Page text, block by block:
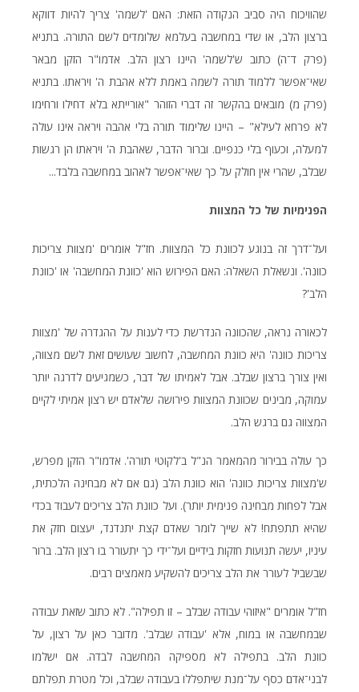
שהוויכוח היה סביב הנקודה הזאת: האם 'לשמה' צריך להיות דווקא
ברצון הלב, או שדי במחשבה בעלמא שלומדים לשם התורה. בתניא
(פרק ד־ה) כתוב ש'לשמה' היינו רצון הלב. אדמו"ר הזקן מבאר
שאי־אפשר ללמוד תורה לשמה באמת ללא אהבת ה' ויראתו. בתניא
(פרק מ) מובאים בהקשר זה דברי הזוהר "אורייתא בלא דחילו ורחימו
לא פרחא לעילא" – היינו שלימוד תורה בלי אהבה ויראה אינו עולה
למעלה, וכעוף בלי כנפיים. וברור הדבר, שאהבת ה' ויראתו הן רגשות
שבלב, שהרי אין חולק על כך שאי־אפשר לאהוב במחשבה בלבד...
הפנימיות של כל המצוות
ועל־דרך זה בנוגע לכוונת כל המצוות. חז"ל אומרים 'מצוות צריכות
כוונה'. ונשאלת השאלה: האם הפירוש הוא 'כוונת המחשבה' או 'כוונת
הלב'?
לכאורה נראה, שהכוונה הנדרשת כדי לענות על ההגדרה של 'מצוות
צריכות כוונה' היא כוונת המחשבה, לחשוב שעושים זאת לשם מצווה,
ואין צורך ברצון שבלב. אבל לאמיתו של דבר, כשמגיעים לדרגה יותר
עמוקה, מבינים שכוונת המצוות פירושה שלאדם יש רצון אמיתי לקיים
המצווה גם ברגש הלב.
כך עולה בבירור מהמאמר הנ"ל ב'לקוטי תורה'. אדמו"ר הזקן מפרש,
ש'מצוות צריכות כוונה' הוא כוונת הלב (גם אם לא מבחינה הלכתית,
אבל לפחות מבחינה פנימית יותר). ועל כוונת הלב צריכים לעבוד בכדי
שהיא תתפתח! לא שייך לומר שאדם קצת יתנדנד, יעצום חזק את
עיניו, יעשה תנועות חזקות בידיים ועל־ידי כך יתעורר בו רצון הלב. ברור
שבשביל לעורר את הלב צריכים להשקיע מאמצים רבים.
חז"ל אומרים "איזוהי עבודה שבלב – זו תפילה". לא כתוב שזאת עבודה
שבמחשבה או במוח, אלא 'עבודה שבלב'. מדובר כאן על רצון, על
כוונת הלב. בתפילה לא מספיקה המחשבה לבדה. אם ישלמו
לבני־אדם כסף על־מנת שיתפללו בעבודה שבלב, וכל מטרת תפלתם